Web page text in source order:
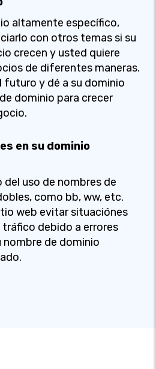
altamente específico,
con otros temas si su
crecen y usted quiere
de diferentes maneras.
futuro y dé a su dominio
dominio para crecer
en su dominio
uso de nombres de
como bb, ww, etc.
web evitar situaciónes
tráfico debido a errores
de dominio